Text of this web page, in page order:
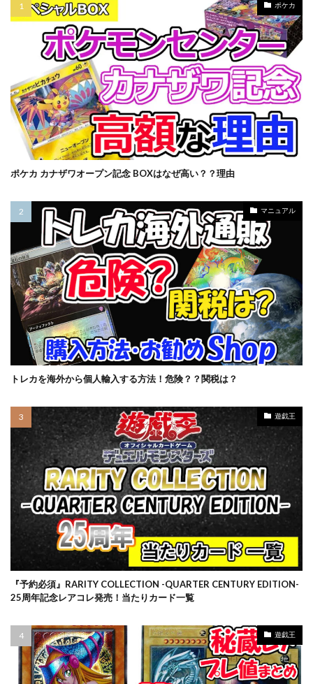
ポケカ
ポケカ カナザワオープン記念 BOXはなぜ高い？？理由
マニュアル
トレカを海外から個人輸入する方法！危険？？関税は？
遊戯王
『予約必須』RARITY COLLECTION -QUARTER CENTURY EDITION-
25周年記念レアコレ発売！当たりカード一覧
遊戯王
ウルトラレア SPECIAL ILLUST Ver.
オシリスの天空竜
オススメスリーブ
オススメ未開封BOX
オススメ遊戯王カード
オベリスクの巨神兵
オリパ販売
オーバーラッシュレア
カイオーガ
カオス・ソルジャー
カナザワオープン記念
カミツレ
カメックス
カントースターター
キバナ
クレイバースト
コトブキヤ
コラボウォッチ
コラボ商品
コンプリートファイル
ゴースツフロムザパスト
ゴーストレア
サイトウ
サイバーストーム アクセス
サーチ済み
ザシアン
ザマゼンタ
シャイニースターV
シャイニートレジャーex
シークレットシャイニーボックス
シール
ジャンボカードコレクション
スカーレット&バイオレット
スカーレットex
スクラッチチャレンジ
スターターデッキ2018
ストックX
ストックエックス抽選
スノーハザード
スペシャルBOX
スペシャルデッキセット
スペースジャグラー
スリーブ
セイコー ゼニガメ
タイムゲイザー
ダニエルアーシャム
ダンデ
ダークウィング ブラスト
ディメンション・フォース
デュエマ
デュエリストパック
デュエルディスク
デュエルフィールド
デュエル・マスターズ
トリプレットビート
トレカ保管方法
トレカ売買
トレカ専用フリマサイト
トレカ投資
トレカ海外通販
トレーナーカードコレクション
ナイキ
ナンジャモ
ナンジャモセット
ハイクラスパック
ハイプビースト
バイオレットex
バトルオブカオス
バブル
バブル再来